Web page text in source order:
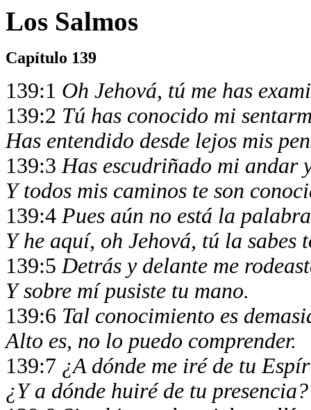
Los Salmos
Capítulo 139
139:1 Oh Jehová, tú me has
139:2 Tú has conocido mi
Has entendido desde lejos mis
139:3Has escudriñado mi andar
Y todos mis caminos te son
139:4 Pues aún no está la
Y he aquí, oh Jehová, tú la sabes
139:5Detrás y delante me
Y sobre mí pusiste tu mano.
139:6 Tal conocimiento es
Alto es, no lo puedo comprender.
139:7 ¿A dónde me iré de tu
¿Y a dónde huiré de tu presencia?